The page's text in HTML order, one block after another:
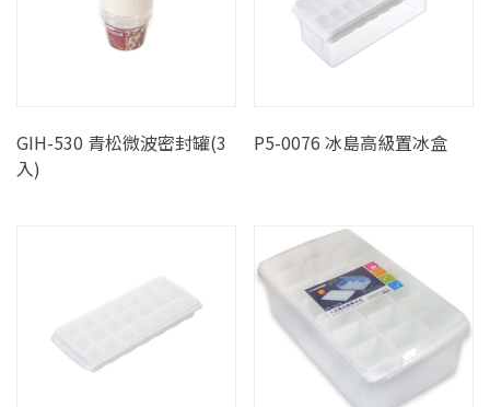
GIH-530 青松微波密封罐(3
入)
P5-0076 冰島高級置冰盒